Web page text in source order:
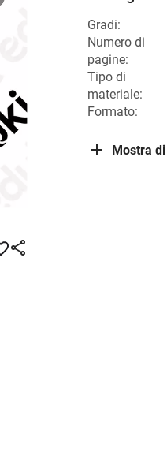
Gradi:
Numero di
pagine:
Tipo di
materiale:
Formato:
Mostra